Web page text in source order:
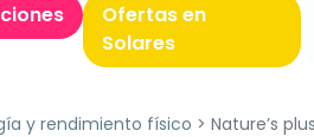
Ofertas en
Solares
y rendimiento físico Nature’s